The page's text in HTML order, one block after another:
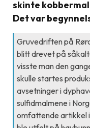
skinte
Det var
Gruvedriften på
blitt drevet på
visste man den
skulle startes
avsetninger i
sulfidmalmene i
omfattende artikkel